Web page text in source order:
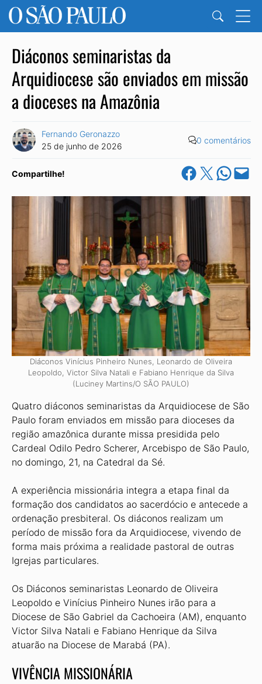
Diáconos seminaristas da
Arquidiocese são enviados em missão
a dioceses na Amazônia
Fernando Geronazzo
25 de junho de 2026
0 comentários
Compartilhe! Share on Facebook
Share on X Share on
Email this
Diáconos Vinícius Pinheiro Nunes, Leonardo de Oliveira
Leopoldo, Victor Silva Natali e Fabiano Henrique da Silva
(Luciney Martins/O SÃO PAULO)
Quatro diáconos seminaristas da Ar­quidiocese de São
Paulo foram enviados em missão para dioceses da
região amazô­nica durante missa presidida pelo
Cardeal Odilo Pedro Scherer, Arcebispo de São Paulo,
no domingo, 21, na Catedral da Sé.
A experiência missionária integra a etapa final da
formação dos candidatos ao sacerdócio e antecede a
ordenação presbiteral. Os diáconos realizam um
período de missão fora da Arquidiocese, vivendo de
forma mais próxima a realida­de pastoral de outras
Igrejas particulares.
Os Diáconos seminaristas Leonardo de Oliveira
Leopoldo e Vinícius Pinheiro Nunes irão para a
Diocese de São Gabriel da Cachoeira (AM), enquanto
Victor Silva Natali e Fabiano Henrique da Silva
atuarão na Diocese de Marabá (PA).
VIVÊNCIA MISSIONÁRIA